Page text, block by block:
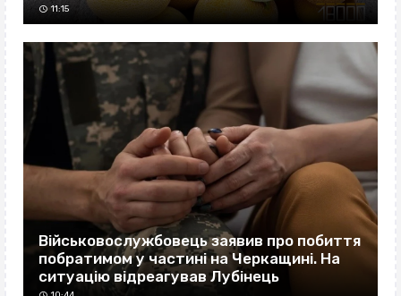
11:15
Військовослужбовець заявив про побиття
побратимом у частині на Черкащині. На
ситуацію відреагував Лубінець